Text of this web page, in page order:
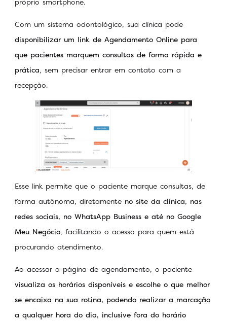
Com um sistema odontológico, sua clínica pode
disponibilizar um link de Agendamento Online para
que pacientes marquem consultas de forma rápida e
prática, sem precisar entrar em contato com a
recepção.
Esse link permite que o paciente marque consultas, de
forma autônoma, diretamente no site da clínica, nas
redes sociais, no WhatsApp Business e até no Google
Meu Negócio, facilitando o acesso para quem está
procurando atendimento.
Ao acessar a página de agendamento, o paciente
visualiza os horários disponíveis e escolhe o que melhor
se encaixa na sua rotina, podendo realizar a marcação
a qualquer hora do dia, inclusive fora do horário